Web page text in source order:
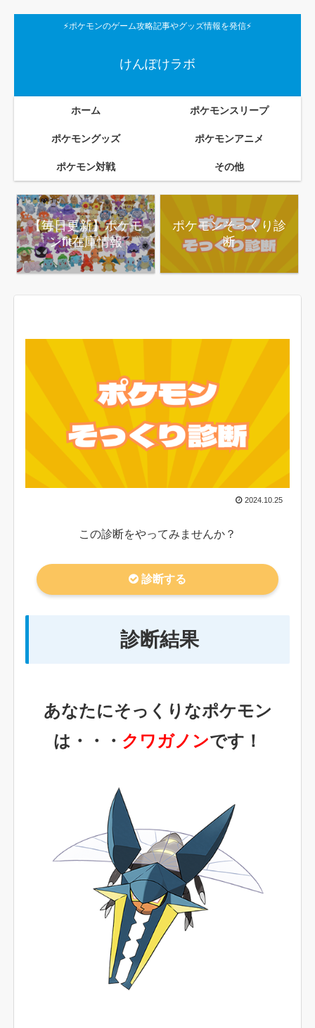
⚡ポケモンのゲーム攻略記事やグッズ情報を発信⚡
けんぽけラボ
ホーム ポケモンスリープ
ポケモングッズ ポケモンアニメ
ポケモン対戦 その他
【毎日更新】ポケモ
ンfit在庫情報
ポケモンそっくり診
断
2024.10.25
この診断をやってみませんか？
診断する
診断結果
あなたにそっくりなポケモン
は・・・ クワガノンです！